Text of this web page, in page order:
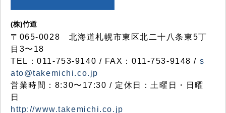
(株)竹道
〒065-0028 北海道札幌市東区北二十八条東5丁
目3〜18
TEL：011-753-9140 / FAX：011-753-9148 / s
ato@takemichi.co.jp
営業時間：8:30〜17:30 / 定休日：土曜日・日曜
日
http://www.takemichi.co.jp